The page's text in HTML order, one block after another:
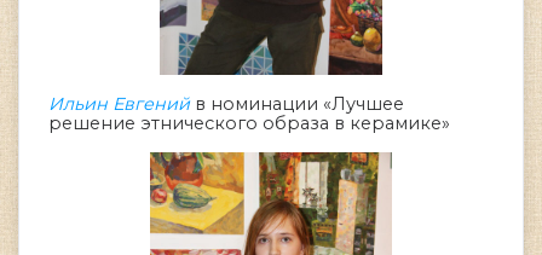
Ильин Евгенийв номинации «Лучшее
решение этнического образа в керамике»